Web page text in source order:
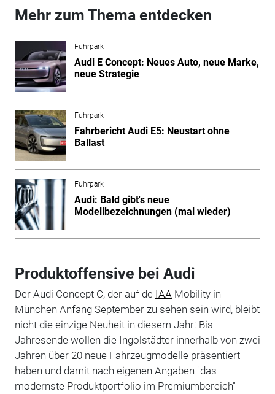
Mehr zum Thema entdecken
Fuhrpark
Audi E Concept: Neues Auto, neue Marke,
neue Strategie
Fuhrpark
Fahrbericht Audi E5: Neustart ohne
Ballast
Fuhrpark
Audi: Bald gibt's neue
Modellbezeichnungen (mal wieder)
Produktoffensive bei Audi
Der Audi Concept C, der auf de IAA Mobility in
München Anfang September zu sehen sein wird, bleibt
nicht die einzige Neuheit in diesem Jahr: Bis
Jahresende wollen die Ingolstädter innerhalb von zwei
Jahren über 20 neue Fahrzeugmodelle präsentiert
haben und damit nach eigenen Angaben "das
modernste Produktportfolio im Premiumbereich"